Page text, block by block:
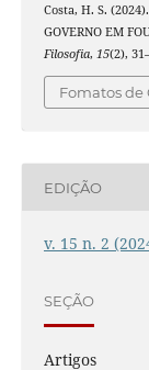
Costa, H. S.
GOVERNO EM
Filosofia, 15(2),
Fomatos de
EDIÇÃO
v. 15 n. 2
SEÇÃO
Artigos